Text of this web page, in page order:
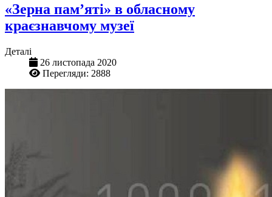
«Зерна пам’яті» в обласному
краєзнавчому музеї
Деталі
26 листопада 2020
Перегляди: 2888